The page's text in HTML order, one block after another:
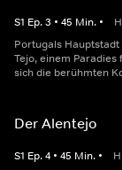
S1 Ep.3 • 45 Min. •
Portugals
Tejo, einem
sich die berühmten
Der Alentejo
S1 Ep.4 • 45 Min. •